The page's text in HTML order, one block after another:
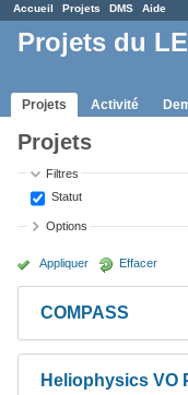
Accueil Projets DMS Aide
Projets du
Projets Activité
Projets
Filtres
Statut
Options
Appliquer Effacer
COMPASS
Heliophysics VO